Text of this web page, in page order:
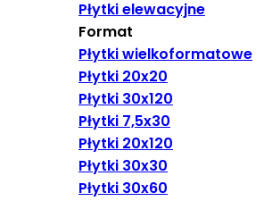
Płytki elewacyjne
Format
Płytki wielkoformatowe
Płytki 20x20
Płytki 30x120
Płytki 7,5x30
Płytki 20x120
Płytki 30x30
Płytki 30x60